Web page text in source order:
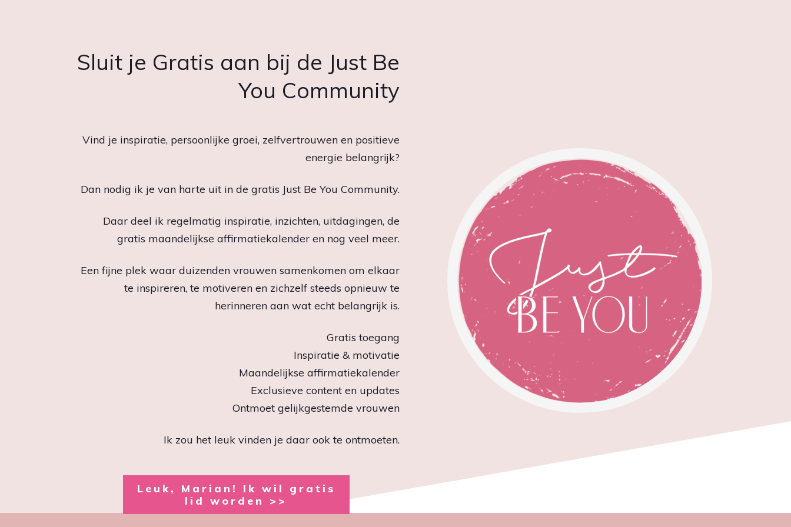
Sluit je Gratis aan bij de Just Be
You Community
Vind je inspiratie, persoonlijke groei, zelfvertrouwen en positieve
energie belangrijk?
Dan nodig ik je van harte uit in de gratis Just Be You Community.
Daar deel ik regelmatig inspiratie, inzichten, uitdagingen, de
gratis maandelijkse affirmatiekalender en nog veel meer.
Een fijne plek waar duizenden vrouwen samenkomen om elkaar
te inspireren, te motiveren en zichzelf steeds opnieuw te
herinneren aan wat echt belangrijk is.
Gratis toegang
Inspiratie & motivatie
Maandelijkse affirmatiekalender
Exclusieve content en updates
Ontmoet gelijkgestemde vrouwen
Ik zou het leuk vinden je daar ook te ontmoeten.
Leuk, Marian! Ik wil gratis
lid worden >>